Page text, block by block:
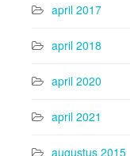
april 2017
april 2018
april 2020
april 2021
augustus 2015